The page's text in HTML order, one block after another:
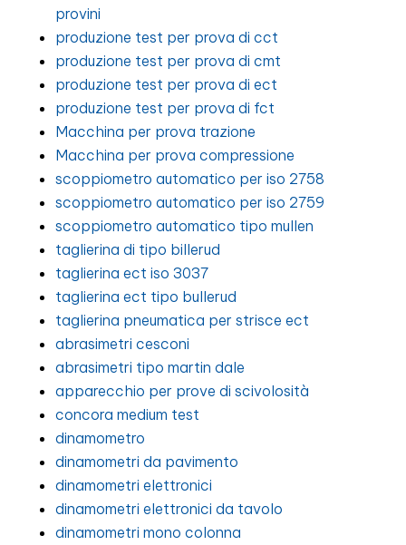
provini
produzione test per prova di cct
produzione test per prova di cmt
produzione test per prova di ect
produzione test per prova di fct
Macchina per prova trazione
Macchina per prova compressione
scoppiometro automatico per iso 2758
scoppiometro automatico per iso 2759
scoppiometro automatico tipo mullen
taglierina di tipo billerud
taglierina ect iso 3037
taglierina ect tipo bullerud
taglierina pneumatica per strisce ect
abrasimetri cesconi
abrasimetri tipo martin dale
apparecchio per prove di scivolosità
concora medium test
dinamometro
dinamometri da pavimento
dinamometri elettronici
dinamometri elettronici da tavolo
dinamometri mono colonna